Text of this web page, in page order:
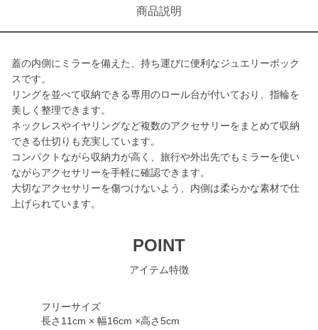
商品説明
蓋の内側にミラーを備えた、持ち運びに便利なジュエリーボック
スです。
リングを並べて収納できる専用のロール台が付いており、指輪を
美しく整理できます。
ネックレスやイヤリングなど複数のアクセサリーをまとめて収納
できる仕切りも充実しています。
コンパクトながら収納力が高く、旅行や外出先でもミラーを使い
ながらアクセサリーを手軽に確認できます。
大切なアクセサリーを傷つけないよう、内側は柔らかな素材で仕
上げられています。
POINT
アイテム特徴
フリーサイズ
長さ11cm × 幅16cm ×高さ5cm